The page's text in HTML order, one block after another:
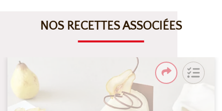
NOS RECETTES ASSOCIÉES